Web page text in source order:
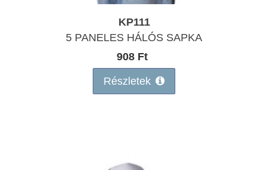
KP111
5 PANELES HÁLÓS SAPKA
908 Ft
Részletek